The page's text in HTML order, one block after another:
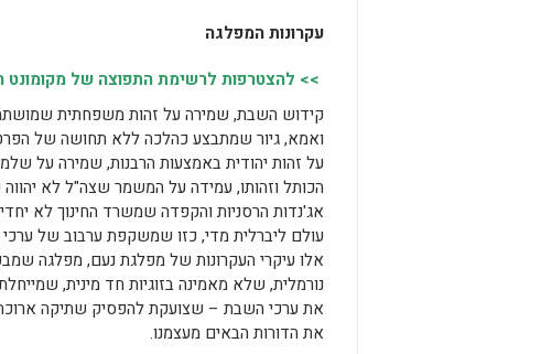
עקרונות המפלגה
>> להצטרפות לרשימת התפוצה של מקומונט
קידוש השבת, שמירה על זהות משפחתית
ואמא, גיור שמתבצע כהלכה ללא תחושה של
על זהות יהודית באמצעות הרבנות, שמירה על
הכותל וזהותו, עמידה על המשמר שצה"ל לא יהווה
אג'נדות הרסניות והקפדה שמשרד החינוך לא
עולם ליברלית מדי, כזו שמשקפת ערבוב של
אלו עיקרי העקרונות של מפלגת נעם, מפלגה
נורמלית, שלא מאמינה בזוגיות חד מינית,
את ערכי השבת – שצועקת להפסיק שתיקה
את הדורות הבאים מעצמנו.